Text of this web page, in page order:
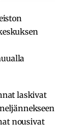
laskivat
nousivat